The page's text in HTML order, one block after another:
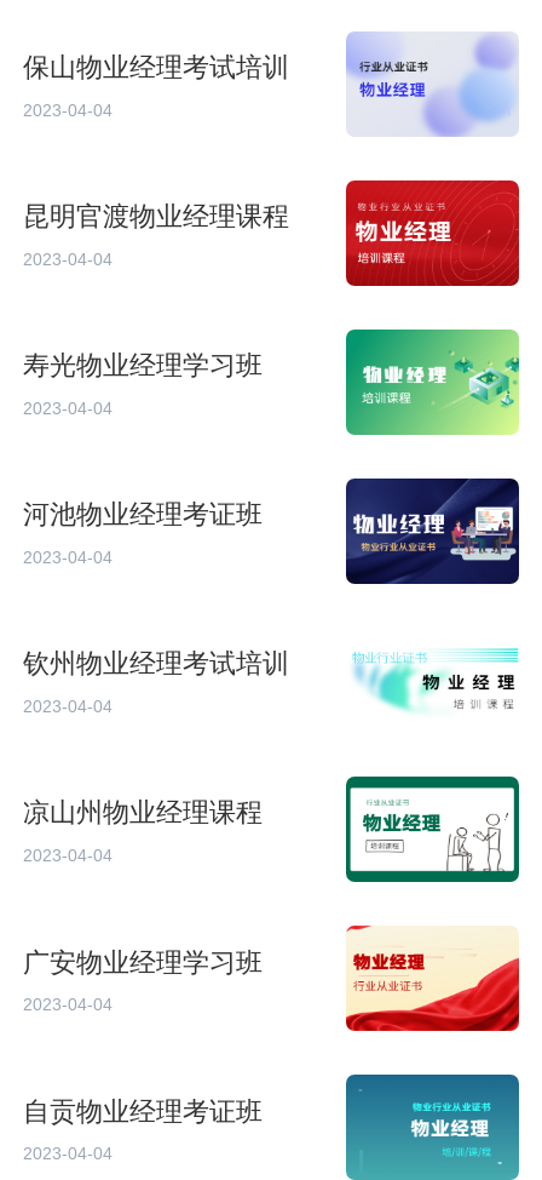
保山物业经理考试培训
2023-04-04
昆明官渡物业经理课程
2023-04-04
寿光物业经理学习班
2023-04-04
河池物业经理考证班
2023-04-04
钦州物业经理考试培训
2023-04-04
凉山州物业经理课程
2023-04-04
广安物业经理学习班
2023-04-04
自贡物业经理考证班
2023-04-04